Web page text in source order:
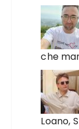
che
Loano,